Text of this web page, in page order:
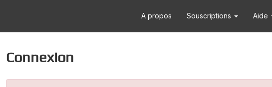
A propos Souscriptions Aide
Connexion